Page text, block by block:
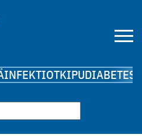
INFEKTIOTKIPUDIABETES